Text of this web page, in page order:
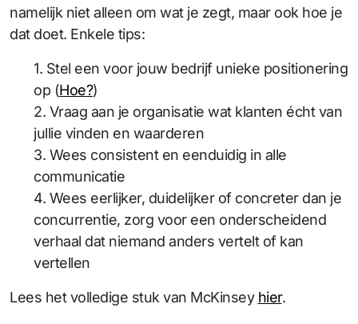
namelijk niet alleen om wat je zegt, maar ook hoe je
dat doet. Enkele tips:
1. Stel een voor jouw bedrijf unieke positionering
op (Hoe?)
2. Vraag aan je organisatie wat klanten écht van
jullie vinden en waarderen
3. Wees consistent en eenduidig in alle
communicatie
4. Wees eerlijker, duidelijker of concreter dan je
concurrentie, zorg voor een onderscheidend
verhaal dat niemand anders vertelt of kan
vertellen
Lees het volledige stuk van McKinsey hier.